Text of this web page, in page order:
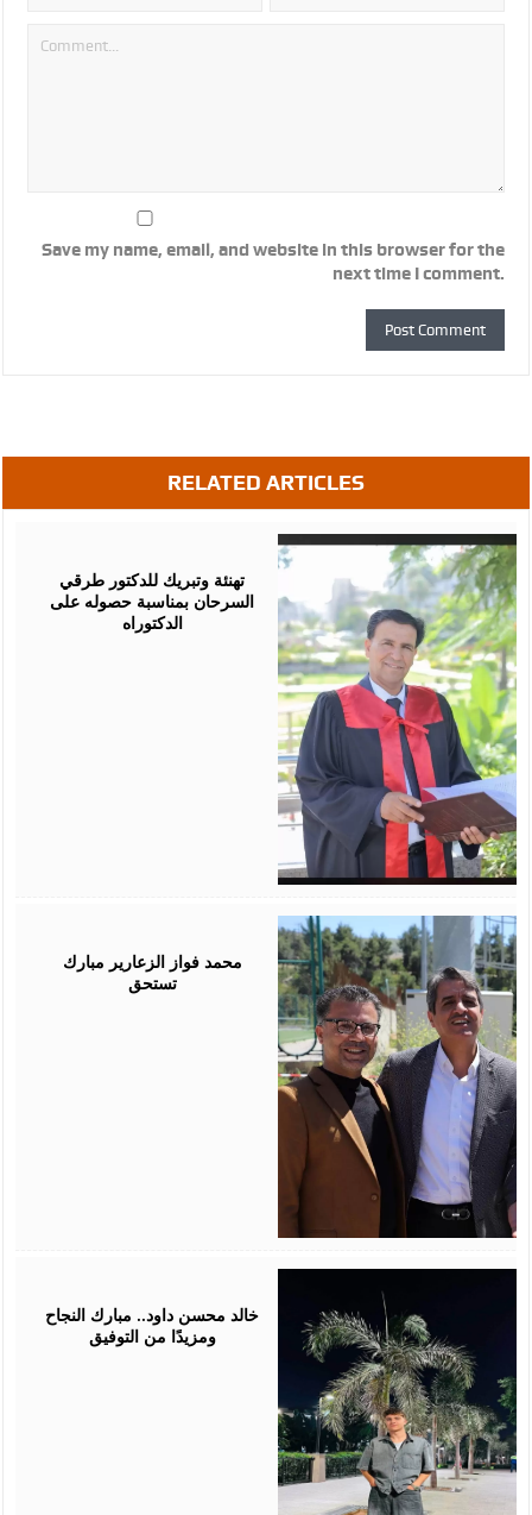
Save my name, email, and website in this browser for the
next time I comment.
RELATED ARTICLES
تهنئة وتبريك للدكتور طرقي
السرحان بمناسبة حصوله على
الدكتوراه
محمد فواز الزعارير مبارك
تستحق
خالد محسن داود.. مبارك النجاح
ومزيدًا من التوفيق